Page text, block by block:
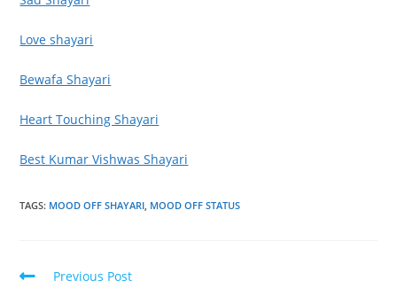
Love shayari
Bewafa Shayari
Heart Touching Shayari
Best Kumar Vishwas Shayari
TAGS: MOOD OFF SHAYARI, MOOD OFF STATUS
Read
Previous Post